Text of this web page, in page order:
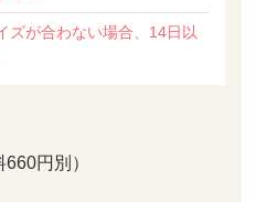
が合わない場合、14日以
円別）